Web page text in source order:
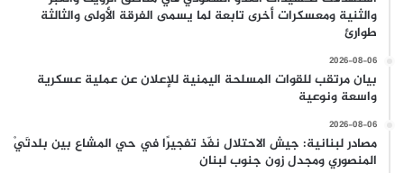
والثنية ومعسكرات أخرى تابعة لما يسمى الفرقة الأولى والثالثة
طوارئ
2026-08-06
بيان مرتقب للقوات المسلحة اليمنية للإعلان عن عملية عسكرية
واسعة ونوعية
2026-08-06
مصادر لبنانية: جيش الاحتلال نفّذ تفجيرًا في حي المشاع بين بلدتَيْ
المنصوري ومجدل زون جنوب لبنان